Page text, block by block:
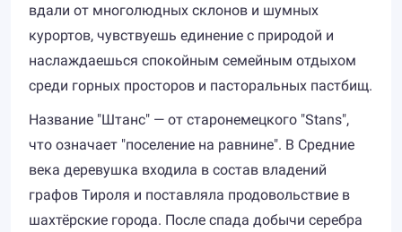
вдали от многолюдных склонов и шумных
курортов, чувствуешь единение с природой и
наслаждаешься спокойным семейным отдыхом
среди горных просторов и пасторальных пастбищ.
Название "Штанс" — от старонемецкого "Stans",
что означает "поселение на равнине". В Средние
века деревушка входила в состав владений
графов Тироля и поставляла продовольствие в
шахтёрские города. После спада добычи серебра